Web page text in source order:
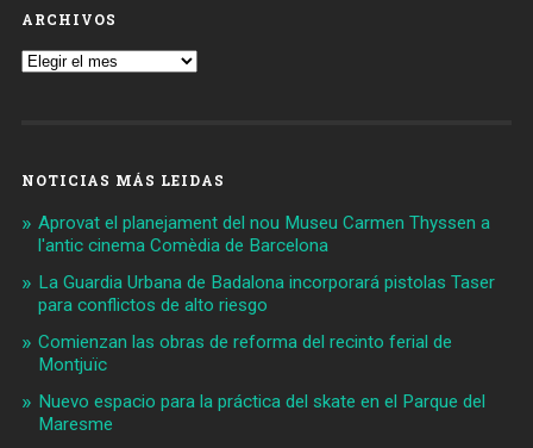
ARCHIVOS
Archivos
NOTICIAS MÁS LEIDAS
Aprovat el planejament del nou Museu Carmen Thyssen a
l'antic cinema Comèdia de Barcelona
La Guardia Urbana de Badalona incorporará pistolas Taser
para conflictos de alto riesgo
Comienzan las obras de reforma del recinto ferial de
Montjuïc
Nuevo espacio para la práctica del skate en el Parque del
Maresme